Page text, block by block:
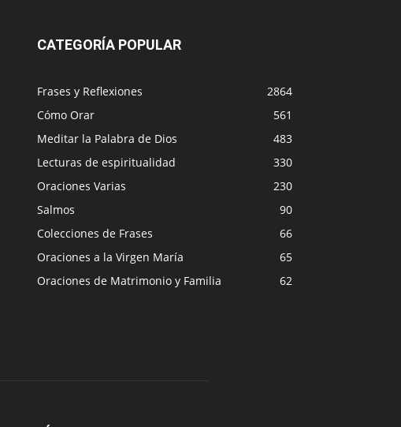
CATEGORÍA POPULAR
Frases y Reflexiones
2864
Cómo Orar
561
Meditar la Palabra de Dios
483
Lecturas de espiritualidad
330
Oraciones Varias
230
Salmos
90
Colecciones de Frases
66
Oraciones a la Virgen María
65
Oraciones de Matrimonio y Familia
62